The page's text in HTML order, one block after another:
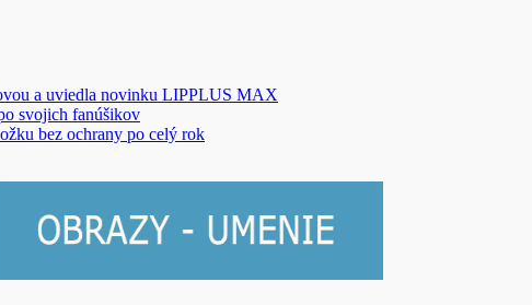
a uviedla novinku LIPPLUS MAX
svojich fanúšikov
bez ochrany po celý rok